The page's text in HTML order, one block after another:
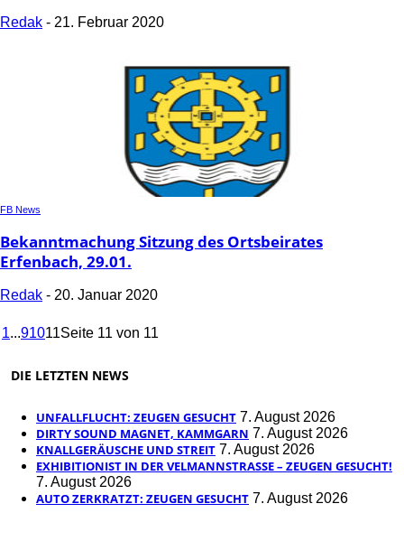
Redak - 21. Februar 2020
FB News
Bekanntmachung Sitzung des Ortsbeirates
Erfenbach, 29.01.
Redak - 20. Januar 2020
1...91011Seite 11 von 11
DIE LETZTEN NEWS
UNFALLFLUCHT: ZEUGEN GESUCHT 7. August 2026
DIRTY SOUND MAGNET, KAMMGARN 7. August 2026
KNALLGERÄUSCHE UND STREIT 7. August 2026
EXHIBITIONIST IN DER VELMANNSTRASSE – ZEUGEN GESUCHT!
7. August 2026
AUTO ZERKRATZT: ZEUGEN GESUCHT 7. August 2026